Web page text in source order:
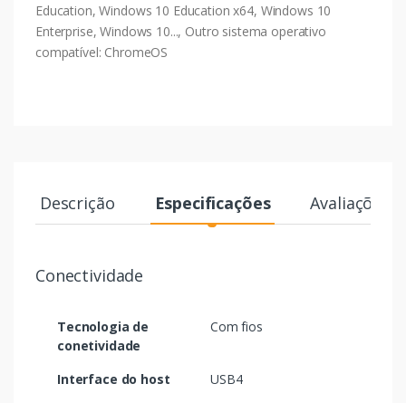
Education, Windows 10 Education x64, Windows 10
Enterprise, Windows 10..., Outro sistema operativo
compatível: ChromeOS
Descrição Especificações Avaliações
Conectividade
Tecnologia de
conetividade
Com fios
Interface do host
USB4